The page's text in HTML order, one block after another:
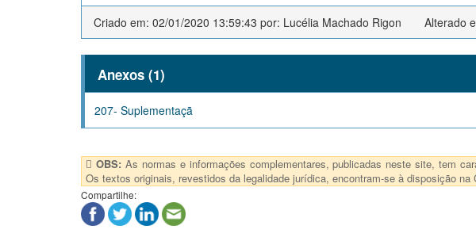
Criado em: 02/01/2020 13:59:43 por: Lucélia Machado Rigon Alterado
Anexos (1)
207- Suplementaçã
OBS: As normas e informações complementares, publicadas neste site, tem
Os textos originais, revestidos da legalidade jurídica, encontram-se à disposição na
Compartilhe: